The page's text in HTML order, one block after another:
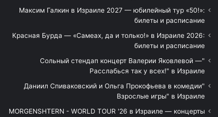
Максим Галкин в Израиле 2027 — юбилейный тур «50!»:
билеты и расписание
Красная Бурда — «Самеах, да и только!» в Израиле 2026:
билеты и расписание
"Сольный стендап концерт Валерии Яковлевой —
Расслабься так у всех!" в Израиле
"Даниил Спиваковский и Ольга Прокофьева в комедии
Взрослые игры" в Израиле
MORGENSHTERN - WORLD TOUR '26 в Израиле — концерты